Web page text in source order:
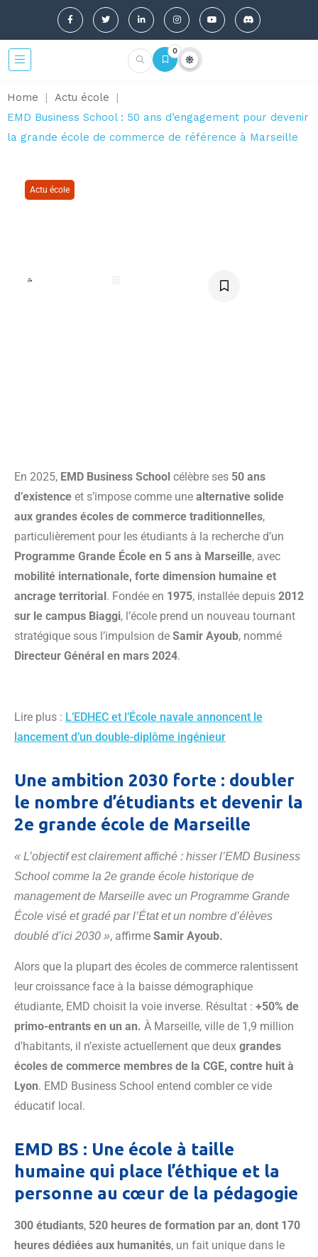
0
Home | Actu école
|
EMD Business School : 50 ans d’engagement pour devenir
la grande école de commerce de référence à Marseille
Actu école
En 2025, EMD Business School célèbre ses 50 ans
d’existence et s’impose comme une alternative solide
aux grandes écoles de commerce traditionnelles,
particulièrement pour les étudiants à la recherche d’un
Programme Grande École en 5 ans à Marseille, avec
mobilité internationale, forte dimension humaine et
ancrage territorial. Fondée en 1975, installée depuis 2012
sur le campus Biaggi, l’école prend un nouveau tournant
stratégique sous l’impulsion de Samir Ayoub, nommé
Directeur Général en mars 2024.
Lire plus : L’EDHEC et l’École navale annoncent le
lancement d’un double-diplôme ingénieur
Une ambition 2030 forte : doubler
le nombre d’étudiants et devenir la
2e grande école de Marseille
« L’objectif est clairement affiché : hisser l’EMD Business
School comme la 2e grande école historique de
management de Marseille avec un Programme Grande
École visé et gradé par l’État et un nombre d’élèves
doublé d’ici 2030 », affirme Samir Ayoub.
Alors que la plupart des écoles de commerce ralentissent
leur croissance face à la baisse démographique
étudiante, EMD choisit la voie inverse. Résultat : +50% de
primo-entrants en un an. À Marseille, ville de 1,9 million
d’habitants, il n’existe actuellement que deux grandes
écoles de commerce membres de la CGE, contre huit à
Lyon. EMD Business School entend combler ce vide
éducatif local.
EMD BS : Une école à taille
humaine qui place l’éthique et la
personne au cœur de la pédagogie
300 étudiants, 520 heures de formation par an, dont 170
heures dédiées aux humanités, un fait unique dans le